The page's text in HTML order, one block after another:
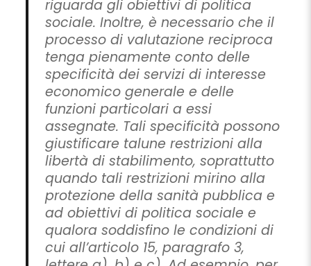
riguarda gli obiettivi di politica
sociale. Inoltre, è necessario che il
processo di valutazione reciproca
tenga pienamente conto delle
specificità dei servizi di interesse
economico generale e delle
funzioni particolari a essi
assegnate. Tali specificità possono
giustificare talune restrizioni alla
libertà di stabilimento, soprattutto
quando tali restrizioni mirino alla
protezione della sanità pubblica e
ad obiettivi di politica sociale e
qualora soddisfino le condizioni di
cui all’articolo 15, paragrafo 3,